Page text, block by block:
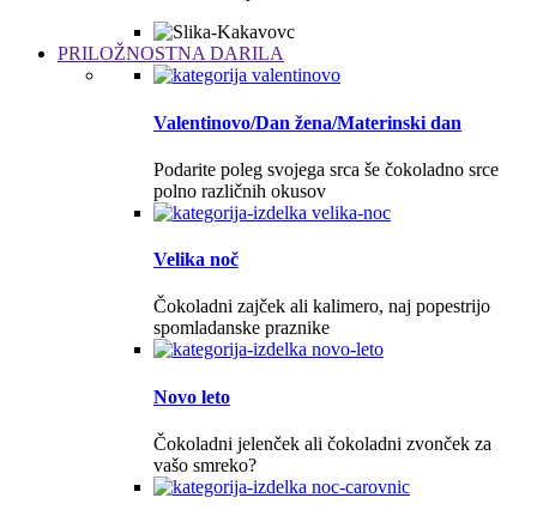
PRILOŽNOSTNA DARILA
Valentinovo/Dan žena/Materinski dan
Podarite poleg svojega srca še čokoladno srce
polno različnih okusov
Velika noč
Čokoladni zajček ali kalimero, naj popestrijo
spomladanske praznike
Novo leto
Čokoladni jelenček ali čokoladni zvonček za
vašo smreko?